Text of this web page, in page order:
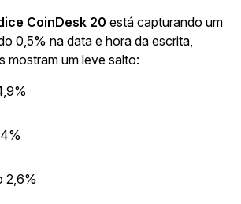
CoinDesk 20 está capturando um
0,5% na data e hora da escrita,
mostram um leve salto:
2,6%